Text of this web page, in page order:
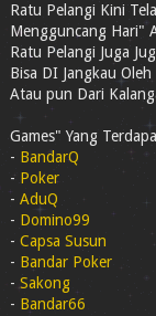
Ratu Pelangi Kini
Mengguncang Hari"
Ratu Pelangi Juga
Bisa DI Jangkau
Atau pun Dari
Games" Yang
- BandarQ
- Poker
- AduQ
- Domino99
- Capsa Susun
- Bandar Poker
- Sakong
- Bandar66